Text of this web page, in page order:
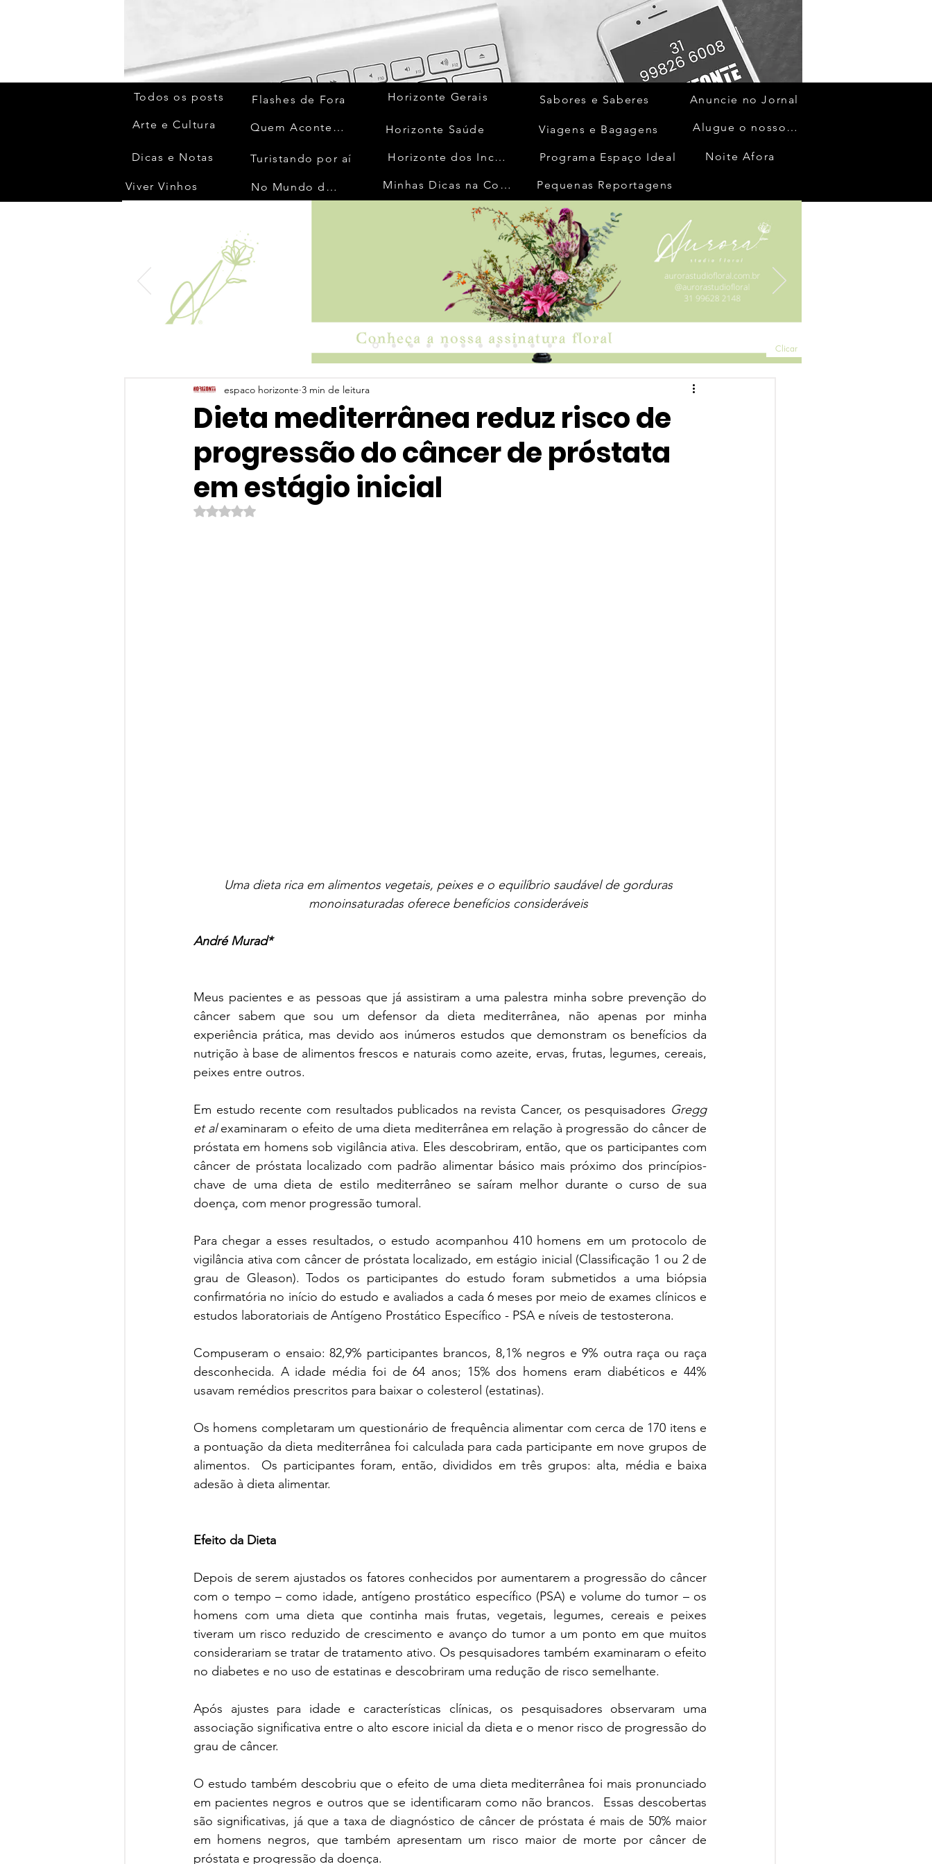
Todos os posts
Arte e Cultura
Dicas e Notas
Viver Vinhos
Flashes de Fora
Quem Acontece
Turistando por aí
No Mundo da Moda
Horizonte Gerais
Horizonte Saúde
Horizonte dos Inconfidentes
Minhas Dicas na Cozinha
Sabores e Saberes
Viagens e Bagagens
Programa Espaço Ideal
Anuncie no Jornal
Alugue o nosso espaço
Noite Afora
Pequenas Reportagens
Clicar
Dieta mediterrânea reduz risco de
progressão do câncer de próstata
em estágio inicial
espaco horizonte 3 min de leitura
Avaliado com NaN de 5 estrelas.
Uma dieta rica em alimentos vegetais, peixes e o equilíbrio saudável de gorduras
monoinsaturadas oferece benefícios consideráveis
André Murad*
Meus pacientes e as pessoas que já assistiram a uma palestra minha sobre prevenção do
câncer sabem que sou um defensor da dieta mediterrânea, não apenas por minha
experiência prática, mas devido aos inúmeros estudos que demonstram os benefícios da
nutrição à base de alimentos frescos e naturais como azeite, ervas, frutas, legumes, cereais,
peixes entre outros.
Em estudo recente com resultados publicados na revista Cancer, os pesquisadores Gregg
et al examinaram o efeito de uma dieta mediterrânea em relação à progressão do câncer de
próstata em homens sob vigilância ativa. Eles descobriram, então, que os participantes com
câncer de próstata localizado com padrão alimentar básico mais próximo dos princípios-
chave de uma dieta de estilo mediterrâneo se saíram melhor durante o curso de sua
doença, com menor progressão tumoral.
Para chegar a esses resultados, o estudo acompanhou 410 homens em um protocolo de
vigilância ativa com câncer de próstata localizado, em estágio inicial (Classificação 1 ou 2 de
grau de Gleason). Todos os participantes do estudo foram submetidos a uma biópsia
confirmatória no início do estudo e avaliados a cada 6 meses por meio de exames clínicos e
estudos laboratoriais de Antígeno Prostático Específico - PSA e níveis de testosterona.
Compuseram o ensaio: 82,9% participantes brancos, 8,1% negros e 9% outra raça ou raça
desconhecida. A idade média foi de 64 anos; 15% dos homens eram diabéticos e 44%
usavam remédios prescritos para baixar o colesterol (estatinas).
Os homens completaram um questionário de frequência alimentar com cerca de 170 itens e
a pontuação da dieta mediterrânea foi calculada para cada participante em nove grupos de
alimentos.  Os participantes foram, então, divididos em três grupos: alta, média e baixa
adesão à dieta alimentar.
Efeito da Dieta
Depois de serem ajustados os fatores conhecidos por aumentarem a progressão do câncer
com o tempo – como idade, antígeno prostático específico (PSA) e volume do tumor – os
homens com uma dieta que continha mais frutas, vegetais, legumes, cereais e peixes
tiveram um risco reduzido de crescimento e avanço do tumor a um ponto em que muitos
considerariam se tratar de tratamento ativo. Os pesquisadores também examinaram o efeito
no diabetes e no uso de estatinas e descobriram uma redução de risco semelhante.
Após ajustes para idade e características clínicas, os pesquisadores observaram uma
associação significativa entre o alto escore inicial da dieta e o menor risco de progressão do
grau de câncer.
O estudo também descobriu que o efeito de uma dieta mediterrânea foi mais pronunciado
em pacientes negros e outros que se identificaram como não brancos.  Essas descobertas
são significativas, já que a taxa de diagnóstico de câncer de próstata é mais de 50% maior
em homens negros, que também apresentam um risco maior de morte por câncer de
próstata e progressão da doença.